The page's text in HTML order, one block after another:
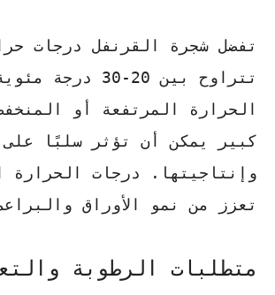
تفضل شجرة القرنفل درجات
تتراوح بين 20-30
الحرارة المرتفعة أو
كبير يمكن أن تؤثر سلبًا على
وإنتاجيتها. درجات الحرارة
تعزز من نمو الأوراق
متطلبات الرطوبة